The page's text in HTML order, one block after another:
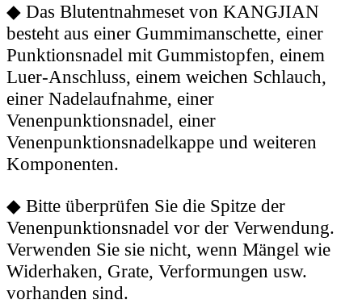
◆ Das Blutentnahmeset von KANGJIAN
besteht aus einer Gummimanschette, einer
Punktionsnadel mit Gummistopfen, einem
Luer-Anschluss, einem weichen Schlauch,
einer Nadelaufnahme, einer
Venenpunktionsnadel, einer
Venenpunktionsnadelkappe und weiteren
Komponenten.
◆ Bitte überprüfen Sie die Spitze der
Venenpunktionsnadel vor der Verwendung.
Verwenden Sie sie nicht, wenn Mängel wie
Widerhaken, Grate, Verformungen usw.
vorhanden sind.